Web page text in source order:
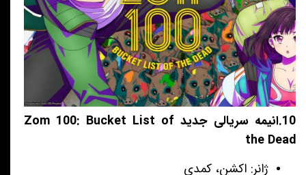
10.انیمه سریالی جدید Zom 100: Bucket List of
the Dead
ژانر: اکشن، کمدی